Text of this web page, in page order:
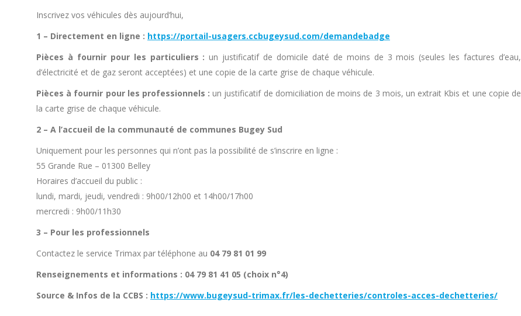
Inscrivez vos véhicules dès aujourd’hui,
1 – Directement en ligne : https://portail-usagers.ccbugeysud.com/demandebadge
Pièces à fournir pour les particuliers : un justificatif de domicile daté de moins de 3 mois (seules les factures d’eau,
d’électricité et de gaz seront acceptées) et une copie de la carte grise de chaque véhicule.
Pièces à fournir pour les professionnels : un justificatif de domiciliation de moins de 3 mois, un extrait Kbis et une copie de
la carte grise de chaque véhicule.
2 – A l’accueil de la communauté de communes Bugey Sud
Uniquement pour les personnes qui n’ont pas la possibilité de s’inscrire en ligne :
55 Grande Rue – 01300 Belley
Horaires d’accueil du public :
lundi, mardi, jeudi, vendredi : 9h00/12h00 et 14h00/17h00
mercredi : 9h00/11h30
3 – Pour les professionnels
Contactez le service Trimax par téléphone au 04 79 81 01 99
Renseignements et informations : 04 79 81 41 05 (choix n°4)
Source & Infos de la CCBS : https://www.bugeysud-trimax.fr/les-dechetteries/controles-acces-dechetteries/